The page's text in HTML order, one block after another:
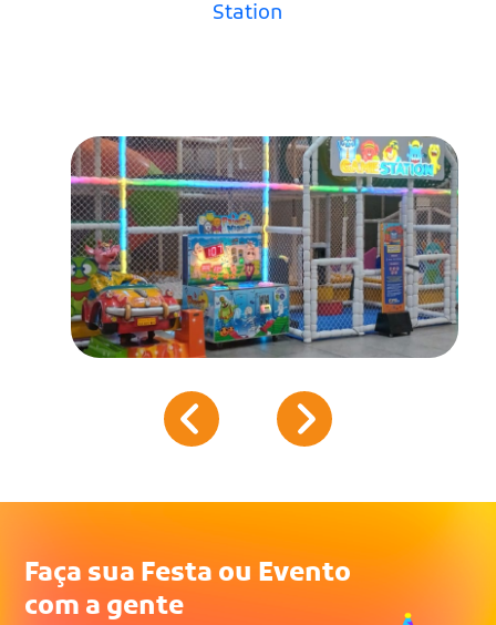
Station
Faça sua Festa ou Evento
com a gente